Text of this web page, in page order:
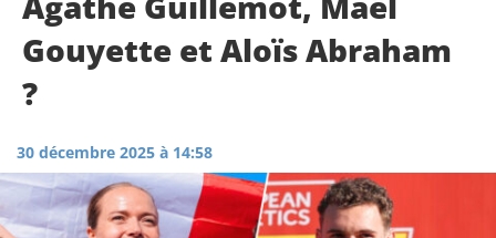
Gouyette et Aloïs Abraham
?
30 décembre 2025 à 14:58